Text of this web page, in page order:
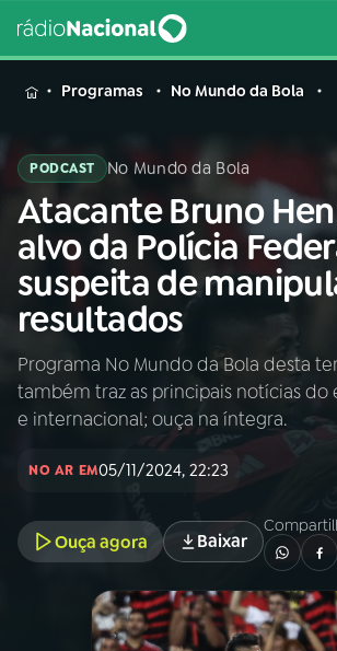
MENU
Buscar
na
Rádio
Nacional
Buscar
01 INÍCIO
02A RÁDIO
03PROGRAMAÇÃO
PROGRAMAS
Programas No Mundo da Bola
PODCAST No Mundo da Bola
Atacante Bruno
alvo da Polícia
suspeita de
resultados
Programa No Mundo da Bola desta
também traz as principais notícias do
e internacional; ouça na íntegra.
NO AR EM05/11/2024, 22:23
Ouça agora Baixar